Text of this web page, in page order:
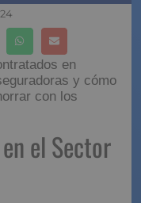
en
y cómo
con los
el Sector